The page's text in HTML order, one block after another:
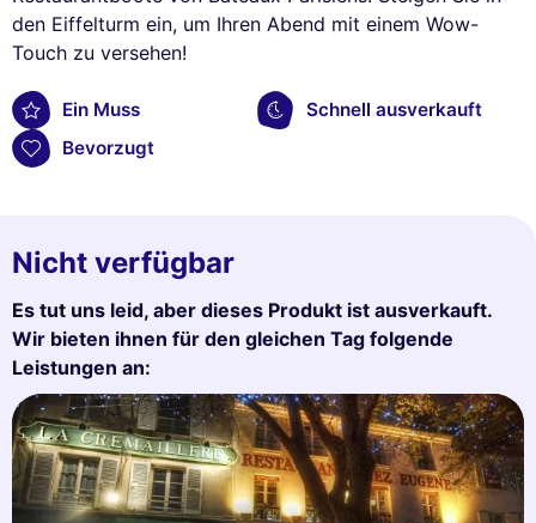
den Eiffelturm ein, um Ihren Abend mit einem Wow-
Touch zu versehen!
Ein Muss
Schnell ausverkauft
Bevorzugt
Nicht verfügbar
Es tut uns leid, aber dieses Produkt ist ausverkauft.
Wir bieten ihnen für den gleichen Tag folgende
Leistungen an: